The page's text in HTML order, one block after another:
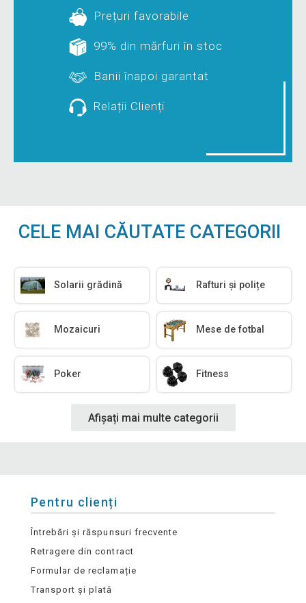
Prețuri favorabile
99% din mărfuri în stoc
Banii înapoi garantat
Relații Clienți
CELE MAI CĂUTATE CATEGORII
Solarii grădină Rafturi și polițe
Mozaicuri Mese de fotbal
Poker Fitness
Afișați mai multe categorii
Pentru clienți
Întrebări și răspunsuri frecvente
Retragere din contract
Formular de reclamație
Transport și plată